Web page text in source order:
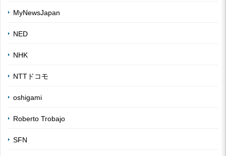
MyNewsJapan
NED
NHK
NTTドコモ
oshigami
Roberto Trobajo
SFN